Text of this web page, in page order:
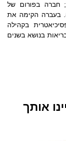
חברה בפורום של
בעברה הקימה את
בקהילה
בנושא בשנים
אותך